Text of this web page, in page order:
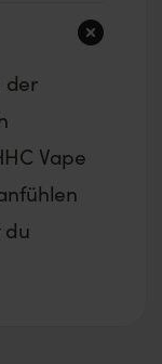
der
Vape
du